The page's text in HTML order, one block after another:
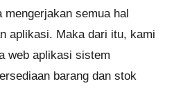
semua hal
aplikasi. Maka dari itu, kami
web aplikasi sistem
barang dan stok